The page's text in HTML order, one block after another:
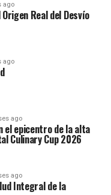
ago
Real del Desvío
ago
ago
el epicentro de la alta
Culinary Cup 2026
ago
Integral de la